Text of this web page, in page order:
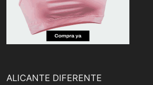
ALICANTE DIFERENTE